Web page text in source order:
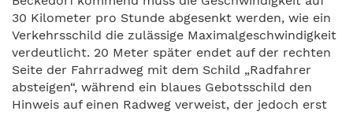
30 Kilometer pro Stunde abgesenkt werden, wie ein
Verkehrsschild die zulässige Maximalgeschwindigkeit
verdeutlicht. 20 Meter später endet auf der rechten
Seite der Fahrradweg mit dem Schild „Radfahrer
absteigen“, während ein blaues Gebotsschild den
Hinweis auf einen Radweg verweist, der jedoch erst